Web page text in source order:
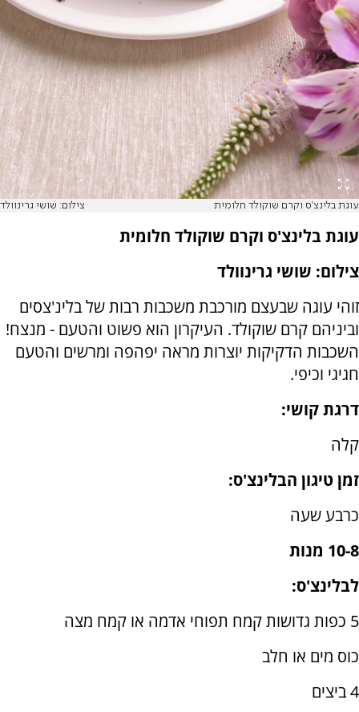
עוגת בלינצ'ס וקרם שוקולד חלומית צילום: שושי גרינוולד
עוגת בלינצ'ס וקרם שוקולד חלומית
צילום: שושי גרינוולד
זוהי עוגה שבעצם מורכבת משכבות רבות של בלינ'צסים
וביניהם קרם שוקולד. העיקרון הוא פשוט והטעם - מנצח!
השכבות הדקיקות יוצרות מראה יפהפה ומרשים והטעם
חגיגי וכיפי.
דרגת קושי:
קלה
זמן טיגון הבלינצ'ס:
כרבע שעה
10-8 מנות
לבלינצ'ס:
5 כפות גדושות קמח תפוחי אדמה או קמח מצה
כוס מים או חלב
4 ביצים